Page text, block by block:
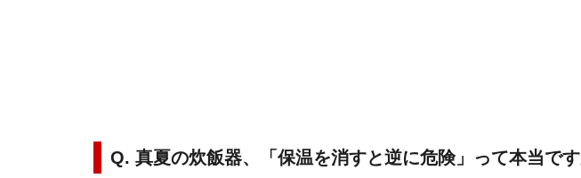
Q. 真夏の炊飯器、「保温を消すと逆に危険」って本当です